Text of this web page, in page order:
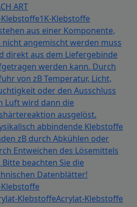
ART
Klebstoffe1K-Klebstoffe
aus einer Komponente,
nicht angemischt werden muss
direkt aus dem Liefergebinde
werden kann. Durch
von zB Temperatur, Licht,
oder den Ausschluss
Luft wird dann die
ausgelöst.
abbindende Klebstoffe
zB durch Abkühlen oder
Entweichen des Lösemittels
Bitte beachten Sie die
Datenblätter!
Klebstoffe
KlebstoffeAcrylat-Klebstoffe